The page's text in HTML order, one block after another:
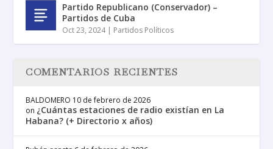
Partido Republicano (Conservador) –
Partidos de Cuba
Oct 23, 2024| Partidos Políticos
COMENTARIOS RECIENTES
BALDOMERO 10 de febrero de 2026
on ¿Cuántas estaciones de radio existían en La
Habana? (+ Directorio x años)